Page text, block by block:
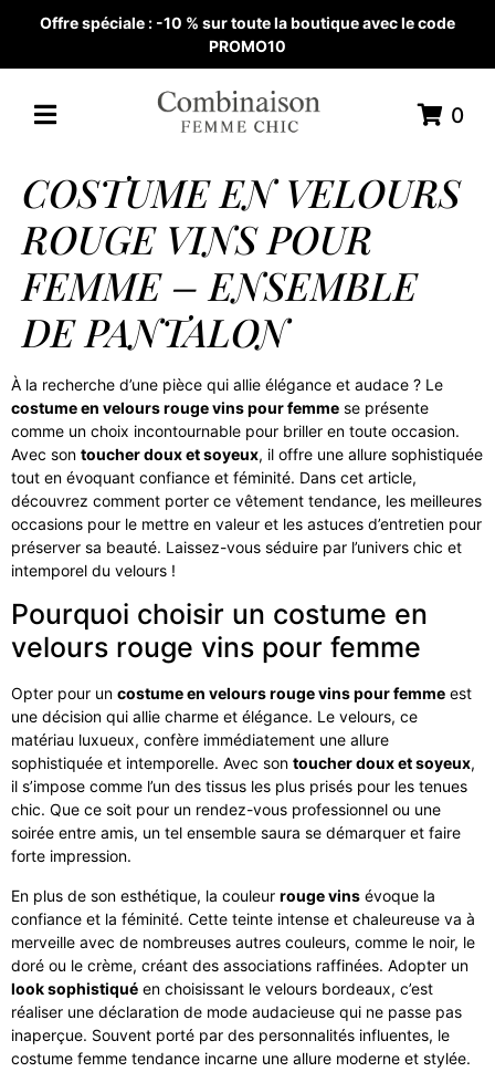
Offre spéciale : -10 % sur toute la boutique avec le code
PROMO10
0
COSTUME EN VELOURS
ROUGE VINS POUR
FEMME – ENSEMBLE
DE PANTALON
À la recherche d’une pièce qui allie élégance et audace ? Le
costume en velours rouge vins pour femme se présente
comme un choix incontournable pour briller en toute occasion.
Avec son toucher doux et soyeux, il offre une allure sophistiquée
tout en évoquant confiance et féminité. Dans cet article,
découvrez comment porter ce vêtement tendance, les meilleures
occasions pour le mettre en valeur et les astuces d’entretien pour
préserver sa beauté. Laissez-vous séduire par l’univers chic et
intemporel du velours !
Pourquoi choisir un costume en
velours rouge vins pour femme
Opter pour un costume en velours rouge vins pour femme est
une décision qui allie charme et élégance. Le velours, ce
matériau luxueux, confère immédiatement une allure
sophistiquée et intemporelle. Avec son toucher doux et soyeux,
il s’impose comme l’un des tissus les plus prisés pour les tenues
chic. Que ce soit pour un rendez-vous professionnel ou une
soirée entre amis, un tel ensemble saura se démarquer et faire
forte impression.
En plus de son esthétique, la couleur rouge vins évoque la
confiance et la féminité. Cette teinte intense et chaleureuse va à
merveille avec de nombreuses autres couleurs, comme le noir, le
doré ou le crème, créant des associations raffinées. Adopter un
look sophistiqué en choisissant le velours bordeaux, c’est
réaliser une déclaration de mode audacieuse qui ne passe pas
inaperçue. Souvent porté par des personnalités influentes, le
costume femme tendance incarne une allure moderne et stylée.